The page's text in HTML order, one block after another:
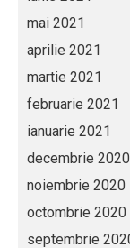
mai 2021
aprilie 2021
martie 2021
februarie 2021
ianuarie 2021
decembrie 2020
noiembrie 2020
octombrie 2020
septembrie